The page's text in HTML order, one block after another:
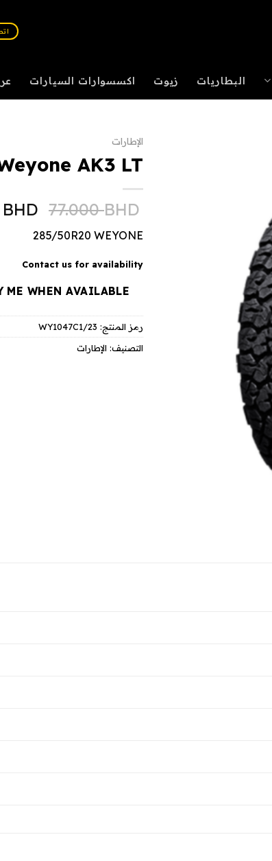
اتصل
البطاريات زيوت اكسسوارات السيارات
الإطارات
AK3 LT
77.000BHD
BHD
285/50R20 WEYONE
Contact us for availability
ME WHEN AVAILABLE
رمز المنتج: WY1047C1/23
التصنيف: الإطارات